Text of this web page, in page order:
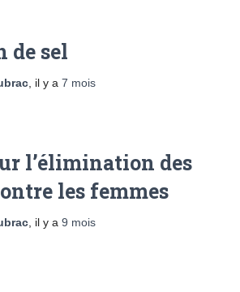
de sel
, il y a 7 mois
l’élimination des
les femmes
, il y a 9 mois